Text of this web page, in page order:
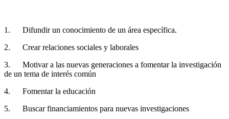
1. Difundir un conocimiento de un área específica.
2. Crear relaciones sociales y laborales
3. Motivar a las nuevas generaciones a fomentar la investigación
de un tema de interés común
4. Fomentar la educación
5. Buscar financiamientos para nuevas investigaciones